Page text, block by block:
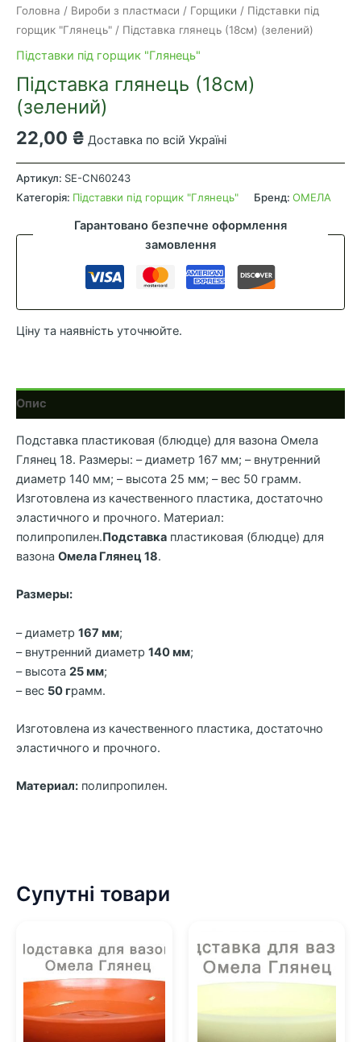
Головна / Вироби з пластмаси / Горщики / Підставки під
горщик "Глянець" / Підставка глянець (18см) (зелений)
Підставки під горщик "Глянець"
Підставка глянець (18см)
(зелений)
22,00 ₴ Доставка по всій Україні
Підставка
глянець
(18см)
кількість
Артикул: SE-CN60243
Категорія: Підставки під горщик "Глянець" Бренд: ОМЕЛА
Гарантовано безпечне оформлення
замовлення
Ціну та наявність уточнюйте.
Опис
Подставка пластиковая (блюдце) для вазона Омела
Глянец 18. Размеры: – диаметр 167 мм; – внутренний
диаметр 140 мм; – высота 25 мм; – вес 50 грамм.
Изготовлена из качественного пластика, достаточно
эластичного и прочного. Материал:
полипропилен.Подставка пластиковая (блюдце) для
вазона Омела Глянец 18.
Размеры:
– диаметр 167 мм;
– внутренний диаметр 140 мм;
– высота 25 мм;
– вес 50 грамм.
Изготовлена из качественного пластика, достаточно
эластичного и прочного.
Материал: полипропилен.
Супутні товари